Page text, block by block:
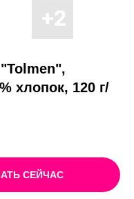
хлопок, 120 г/
СЕЙЧАС